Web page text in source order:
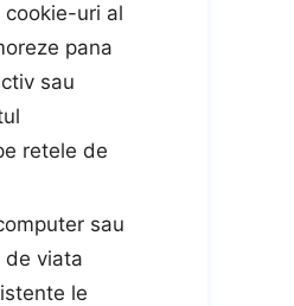
uri al
pana
sau
retele de
sau
de viata
le